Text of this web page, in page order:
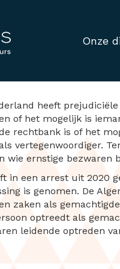
Onze
heeft
of het mogelijk is
rechtbank is of het
vertegenwoordiger.
wie ernstige bezwaren
in een arrest uit 2020
is genomen. De
zaken als
optreedt als
leidende optreden